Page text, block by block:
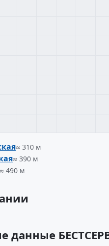
≈ 310 м
≈ 390 м
≈ 490 м
данные